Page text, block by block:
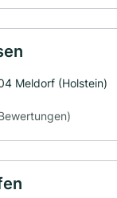
Meldorf (Holstein)